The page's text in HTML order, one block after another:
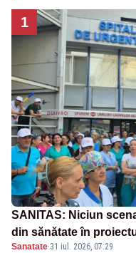
1
SANITAS: Niciun
din sănătate în
Sanatate·31 iul. 2026, 07:29